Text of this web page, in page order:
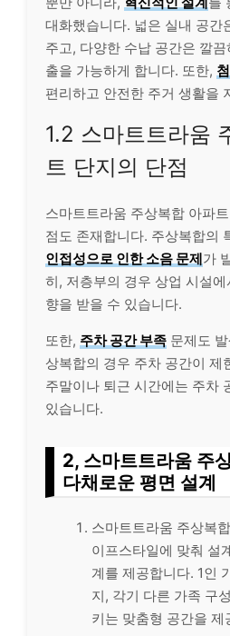
대화했습니다. 넓은 실내 공간
주고, 다양한 수납 공간은 깔
출을 가능하게 합니다. 또한,
편리하고 안전한 주거 생활을
1.2 스마트트라움
트 단지의 단점
스마트트라움 주상복합 아파
점도 존재합니다. 주상복합의
인접성으로 인한 소음 문제가
히, 저층부의 경우 상업 시설
향을 받을 수 있습니다.
또한, 주차 공간 부족 문제도
상복합의 경우 주차 공간이 제
주말이나 퇴근 시간에는 주차
있습니다.
2, 스마트트라움 주
다채로운 평면 설계
스마트트라움 주상복
이프스타일에 맞춰 설
계를 제공합니다. 1인
지, 각기 다른 가족 구
키는 맞춤형 공간을 제